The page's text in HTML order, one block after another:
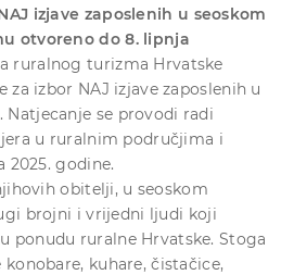
izjave zaposlenih u seoskom
otvoreno do 8. lipnja
ruralnog turizma Hrvatske
za izbor NAJ izjave zaposlenih u
se provodi radi
u ruralnim područjima i
2025. godine.
obitelji, u seoskom
brojni i vrijedni ljudi koji
ponudu ruralne Hrvatske. Stoga
kuhare, čistačice,